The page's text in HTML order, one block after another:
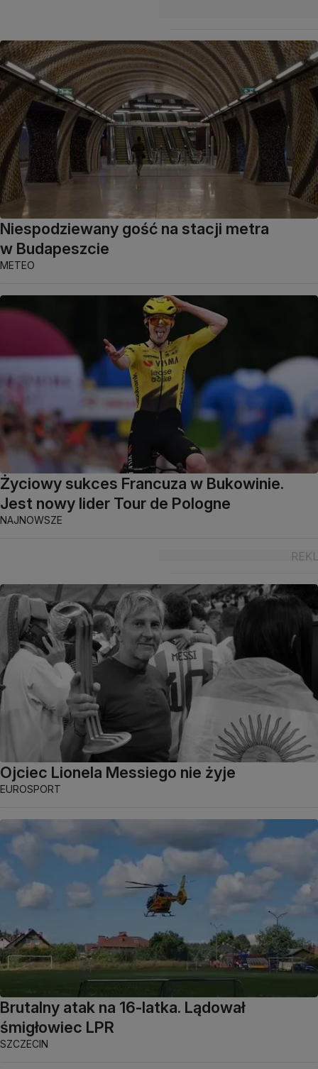
Niespodziewany gość na stacji metra
w Budapeszcie
METEO
Życiowy sukces Francuza w Bukowinie.
Jest nowy lider Tour de Pologne
NAJNOWSZE
Ojciec Lionela Messiego nie żyje
EUROSPORT
Brutalny atak na 16-latka. Lądował
śmigłowiec LPR
SZCZECIN